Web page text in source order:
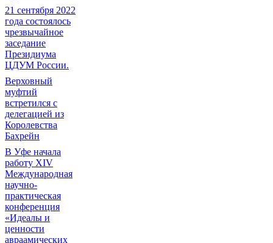
21 сентября 2022
года состоялось
чрезвычайное
заседание
Президиума
ЦДУМ России.
Верховный
муфтий
встретился с
делегацией из
Королевства
Бахрейн
В Уфе начала
работу XIV
Международная
научно-
практическая
конференция
«Идеалы и
ценности
авраамических